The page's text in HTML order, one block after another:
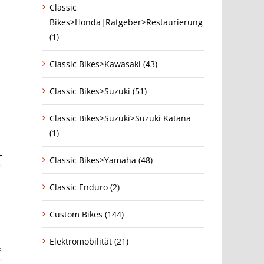
Classic
Bikes>Honda|Ratgeber>Restaurierung
(1)
Classic Bikes>Kawasaki (43)
Classic Bikes>Suzuki (51)
Classic Bikes>Suzuki>Suzuki Katana
(1)
Classic Bikes>Yamaha (48)
Classic Enduro (2)
Custom Bikes (144)
Elektromobilität (21)